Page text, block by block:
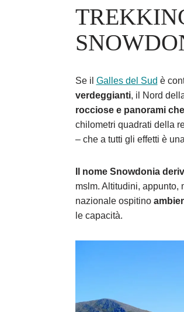
Se il Galles del Sud è
verdeggianti, il Nord
rocciose e panorami
chilometri quadrati della
– che a tutti gli effetti è
Il nome Snowdonia
mslm. Altitudini, appunto,
nazionale ospitino
le capacità.